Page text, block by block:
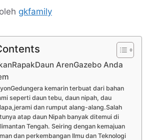
oleh gkfamily
ArenGazebo Anda
kemarin terbuat dari bahan
seperti daun tebu, daun nipah, dau
dan rumput alang-alang.Salah
atap daun Nipah banyak ditemui di
Tengah. Seiring dengan kemajuan
dan perkembangan Ilmu dan Teknologi